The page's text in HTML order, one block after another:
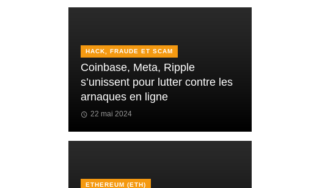
HACK, FRAUDE ET SCAM
Coinbase, Meta, Ripple
s’unissent pour lutter contre les
arnaques en ligne
22 mai 2024
ETHEREUM (ETH)